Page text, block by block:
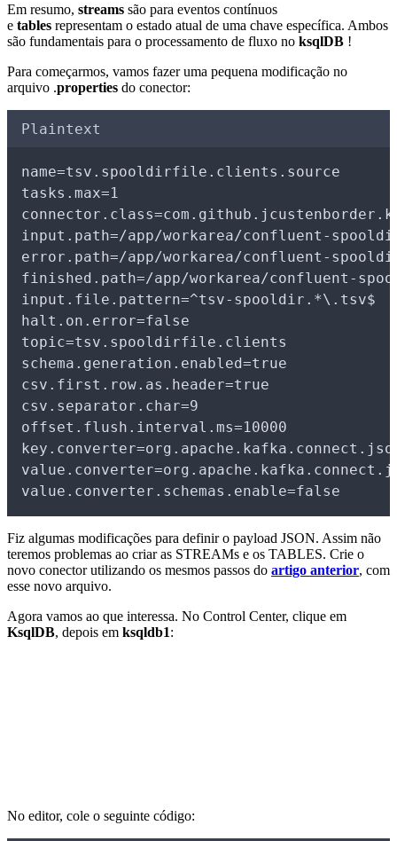
Em resumo, streams são para eventos contínuos
e tables representam o estado atual de uma chave específica. Ambos
são fundamentais para o processamento de fluxo no ksqlDB !
Para começarmos, vamos fazer uma pequena modificação no
arquivo .properties do conector:
Plaintext
name=tsv.spooldirfile.clients.source
tasks.max=1
input.path=/app/workarea/confluent-
error.path=/app/workarea/confluent-
finished.path=/app/workarea/confluent-
input.file.pattern=^tsv-spooldir.*\.tsv$
halt.on.error=false
topic=tsv.spooldirfile.clients
schema.generation.enabled=true
csv.first.row.as.header=true
csv.separator.char=9
offset.flush.interval.ms=10000
value.converter.schemas.enable=false
Fiz algumas modificações para definir o payload JSON. Assim não
teremos problemas ao criar as STREAMs e os TABLES. Crie o
novo conector utilizando os mesmos passos do artigo anterior, com
esse novo arquivo.
Agora vamos ao que interessa. No Control Center, clique em
KsqlDB, depois em ksqldb1:
No editor, cole o seguinte código: